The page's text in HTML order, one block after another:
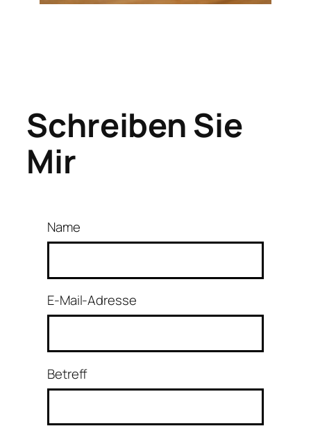
Schreiben Sie
Mir
Name
E-Mail-Adresse
Betreff